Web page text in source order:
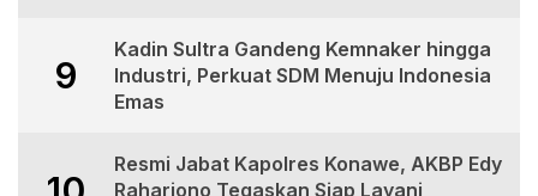
9
Kadin Sultra Gandeng Kemnaker hingga
Industri, Perkuat SDM Menuju Indonesia
Emas
Resmi Jabat Kapolres Konawe, AKBP Edy
Raharjono Tegaskan Siap Layani